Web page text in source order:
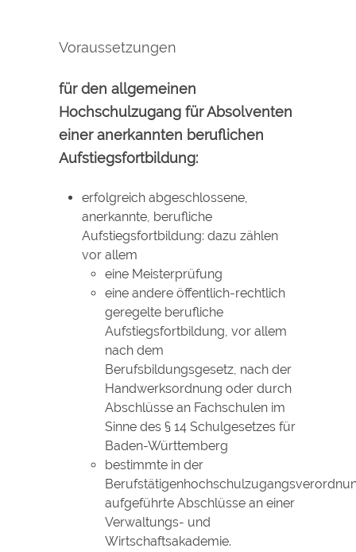
Voraussetzungen
für den allgemeinen
Hochschulzugang für Absolventen
einer anerkannten beruflichen
Aufstiegsfortbildung:
erfolgreich abgeschlossene,
anerkannte, berufliche
Aufstiegsfortbildung: dazu zählen
vor allem
eine Meisterprüfung
eine andere öffentlich-rechtlich
geregelte berufliche
Aufstiegsfortbildung, vor allem
nach dem
Berufsbildungsgesetz, nach der
Handwerksordnung oder durch
Abschlüsse an Fachschulen im
Sinne des § 14 Schulgesetzes für
Baden-Württemberg
bestimmte in der
aufgeführte Abschlüsse an einer
Verwaltungs- und
Wirtschaftsakademie.